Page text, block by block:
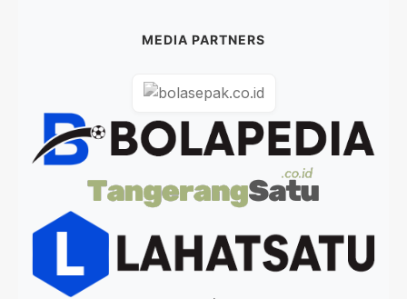
MEDIA PARTNERS